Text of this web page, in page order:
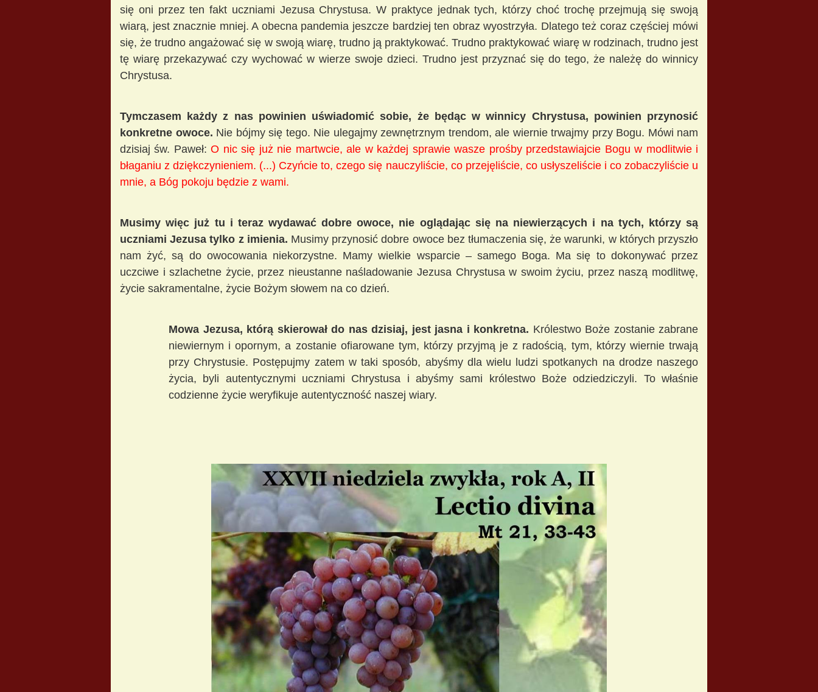
się oni przez ten fakt uczniami Jezusa Chrystusa. W praktyce jednak tych, którzy choć trochę przejmują się swoją
wiarą, jest znacznie mniej. A obecna pandemia jeszcze bardziej ten obraz wyostrzyła. Dlatego też coraz częściej mówi
się, że trudno angażować się w swoją wiarę, trudno ją praktykować. Trudno praktykować wiarę w rodzinach, trudno jest
tę wiarę przekazywać czy wychować w wierze swoje dzieci. Trudno jest przyznać się do tego, że należę do winnicy
Chrystusa.
Tymczasem każdy z nas powinien uświadomić sobie, że będąc w winnicy Chrystusa, powinien przynosić
konkretne owoce. Nie bójmy się tego. Nie ulegajmy zewnętrznym trendom, ale wiernie trwajmy przy Bogu. Mówi nam
dzisiaj św. Paweł: O nic się już nie martwcie, ale w każdej sprawie wasze prośby przedstawiajcie Bogu w modlitwie i
błaganiu z dziękczynieniem. (...) Czyńcie to, czego się nauczyliście, co przejęliście, co usłyszeliście i co zobaczyliście u
mnie, a Bóg pokoju będzie z wami.
Musimy więc już tu i teraz wydawać dobre owoce, nie oglądając się na niewierzących i na tych, którzy są
uczniami Jezusa tylko z imienia. Musimy przynosić dobre owoce bez tłumaczenia się, że warunki, w których przyszło
nam żyć, są do owocowania niekorzystne. Mamy wielkie wsparcie – samego Boga. Ma się to dokonywać przez
uczciwe i szlachetne życie, przez nieustanne naśladowanie Jezusa Chrystusa w swoim życiu, przez naszą modlitwę,
życie sakramentalne, życie Bożym słowem na co dzień.
Mowa Jezusa, którą skierował do nas dzisiaj, jest jasna i konkretna. Królestwo Boże zostanie zabrane
niewiernym i opornym, a zostanie ofiarowane tym, którzy przyjmą je z radością, tym, którzy wiernie trwają
przy Chrystusie. Postępujmy zatem w taki sposób, abyśmy dla wielu ludzi spotkanych na drodze naszego
życia, byli autentycznymi uczniami Chrystusa i abyśmy sami królestwo Boże odziedziczyli. To właśnie
codzienne życie weryfikuje autentyczność naszej wiary.